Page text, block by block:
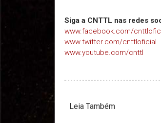
Siga a CNTTL nas redes
www.facebook.com/
www.twitter.com/cnttloficial
www.youtube.com/cnttl
Leia Também